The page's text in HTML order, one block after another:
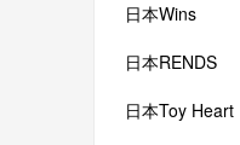
日本Wins
日本RENDS
日本Toy Heart